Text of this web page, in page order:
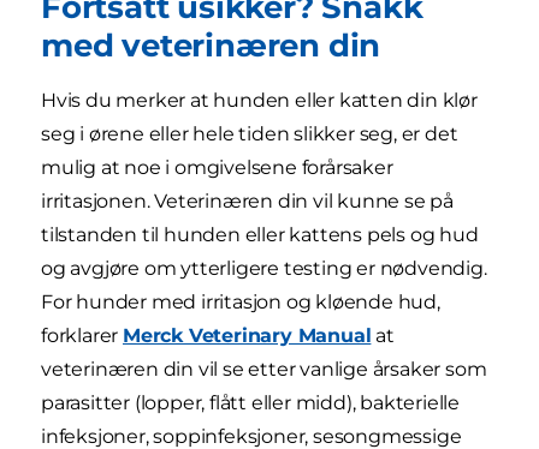
med veterinæren din
Hvis du merker at hunden eller katten din klør
seg i ørene eller hele tiden slikker seg, er det
mulig at noe i omgivelsene forårsaker
irritasjonen. Veterinæren din vil kunne se på
tilstanden til hunden eller kattens pels og hud
og avgjøre om ytterligere testing er nødvendig.
For hunder med irritasjon og kløende hud,
forklarer Merck Veterinary Manual at
veterinæren din vil se etter vanlige årsaker som
parasitter (lopper, flått eller midd), bakterielle
infeksjoner, soppinfeksjoner, sesongmessige